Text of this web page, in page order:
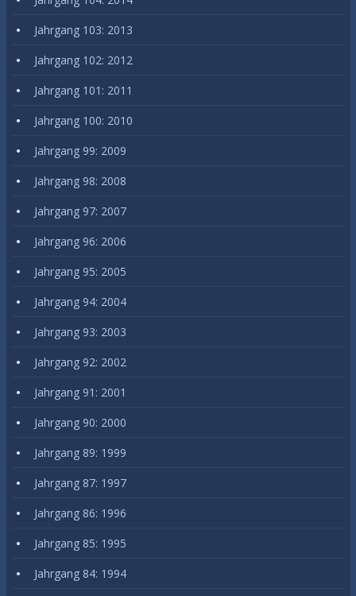
Jahrgang 103: 2013
Jahrgang 102: 2012
Jahrgang 101: 2011
Jahrgang 100: 2010
Jahrgang 99: 2009
Jahrgang 98: 2008
Jahrgang 97: 2007
Jahrgang 96: 2006
Jahrgang 95: 2005
Jahrgang 94: 2004
Jahrgang 93: 2003
Jahrgang 92: 2002
Jahrgang 91: 2001
Jahrgang 90: 2000
Jahrgang 89: 1999
Jahrgang 87: 1997
Jahrgang 86: 1996
Jahrgang 85: 1995
Jahrgang 84: 1994